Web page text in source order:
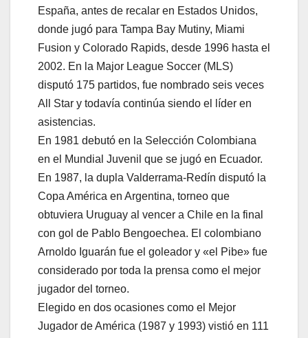
España, antes de recalar en Estados Unidos,
donde jugó para Tampa Bay Mutiny, Miami
Fusion y Colorado Rapids, desde 1996 hasta el
2002. En la Major League Soccer (MLS)
disputó 175 partidos, fue nombrado seis veces
All Star y todavía continúa siendo el líder en
asistencias.
En 1981 debutó en la Selección Colombiana
en el Mundial Juvenil que se jugó en Ecuador.
En 1987, la dupla Valderrama-Redín disputó la
Copa América en Argentina, torneo que
obtuviera Uruguay al vencer a Chile en la final
con gol de Pablo Bengoechea. El colombiano
Arnoldo Iguarán fue el goleador y «el Pibe» fue
considerado por toda la prensa como el mejor
jugador del torneo.
Elegido en dos ocasiones como el Mejor
Jugador de América (1987 y 1993) vistió en 111